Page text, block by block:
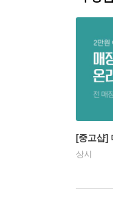
[중고샵]
상시